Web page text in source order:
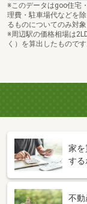
※このデータはgoo住宅
理費・駐車場代などを
るものについてのみ対象
※周辺駅の価格相場は
く）を算出したものです
家を
する
不動